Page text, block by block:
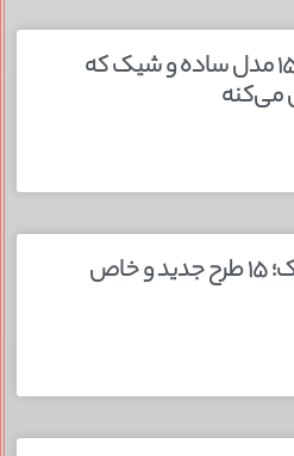
لباس عروس اروپایی؛ ۱۵ مدل ساده و شیک که
تزئین پلو مجلسی شیک؛ ۱۵ طرح جدید و خاص